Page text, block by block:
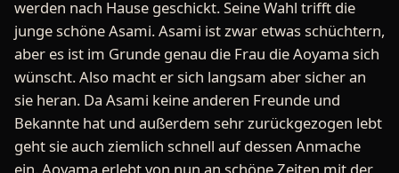
werden nach Hause geschickt. Seine Wahl trifft die
junge schöne Asami. Asami ist zwar etwas schüchtern,
aber es ist im Grunde genau die Frau die Aoyama sich
wünscht. Also macht er sich langsam aber sicher an
sie heran. Da Asami keine anderen Freunde und
Bekannte hat und außerdem sehr zurückgezogen lebt
geht sie auch ziemlich schnell auf dessen Anmache
ein. Aoyama erlebt von nun an schöne Zeiten mit der